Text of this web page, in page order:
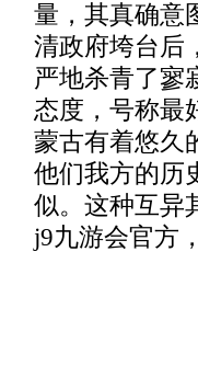
量，其真确意
清政府垮台后
严地杀青了寥
态度，号称最
蒙古有着悠久
他们我方的历
似。这种互异
j9九游会官方